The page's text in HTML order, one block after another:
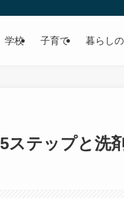
学校 子育て 暮らし
ステップと洗